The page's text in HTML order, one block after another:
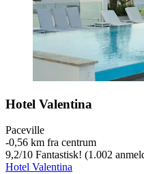
Hotel Valentina
Paceville
‐0,56 km fra centrum
9,2/10 Fantastisk! (1.002
Hotel Valentina